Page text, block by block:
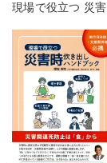
現場で役立つ 災